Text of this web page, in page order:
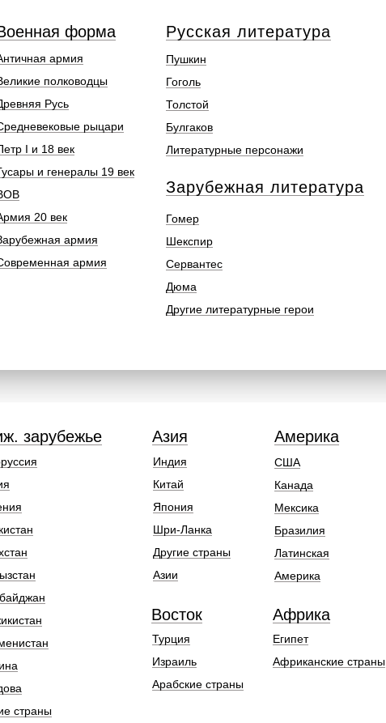
армия
полководцы
Русь
рыцари
I и 18 век
и генералы 19 век
20 век
армия
армия
форма Русская литература
Пушкин
Гоголь
Толстой
Булгаков
Литературные персонажи
Зарубежная литература
Гомер
Шекспир
Сервантес
Дюма
Другие литературные герои
страны
зарубежье
Египет
Африканские страны
Африка
США
Канада
Мексика
Бразилия
Латинская
Америка
Америка
Индия
Китай
Япония
Шри-Ланка
Другие страны
Азии
Азия
Восток
Турция
Израиль
Арабские страны